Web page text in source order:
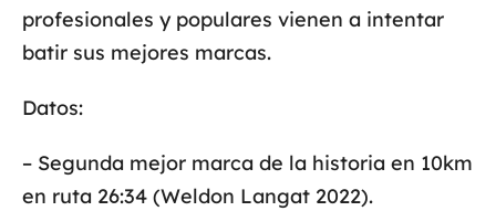
profesionales y populares vienen a intentar
batir sus mejores marcas.
Datos:
– Segunda mejor marca de la historia en 10km
en ruta 26:34 (Weldon Langat 2022).